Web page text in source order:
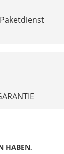
HABEN,